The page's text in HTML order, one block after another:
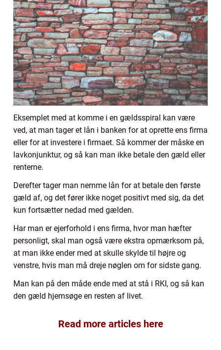
Eksemplet med at komme i en gældsspiral kan være
ved, at man tager et lån i banken for at oprette ens firma
eller for at investere i firmaet. Så kommer der måske en
lavkonjunktur, og så kan man ikke betale den gæld eller
renterne.
Derefter tager man nemme lån for at betale den første
gæld af, og det fører ikke noget positivt med sig, da det
kun fortsætter nedad med gælden.
Har man er ejerforhold i ens firma, hvor man hæfter
personligt, skal man også være ekstra opmærksom på,
at man ikke ender med at skulle skylde til højre og
venstre, hvis man må dreje nøglen om for sidste gang.
Man kan på den måde ende med at stå i RKI, og så kan
den gæld hjemsøge en resten af livet.
Read more articles here